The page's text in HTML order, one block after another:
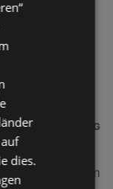
ENTFERNUNG
380,62 km
dies.